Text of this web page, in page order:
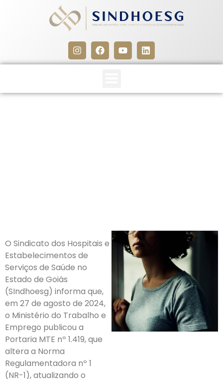
O Sindicato dos Hospitais e
Estabelecimentos de
Serviços de Saúde no
Estado de Goiás
(SIndhoesg) informa que,
em 27 de agosto de 2024,
o Ministério do Trabalho e
Emprego publicou a
Portaria MTE nº 1.419, que
altera a Norma
Regulamentadora nº 1
(NR-1), atualizando o